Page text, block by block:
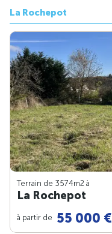
La Rochepot
Terrain de 3574m2 à
La Rochepot
à partir de 55 000 €